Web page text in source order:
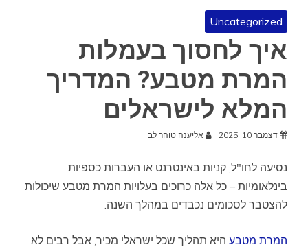
Uncategorized
איך לחסוך בעמלות
המרת מטבע? המדריך
המלא לישראלים
דצמבר 10, 2025 אליענה טוהר לב
נסיעה לחו"ל, קניות באינטרנט או העברות כספיות
בינלאומיות – כל אלה כרוכים בעלויות המרת מטבע שיכולות
להצטבר לסכומים נכבדים במהלך השנה.
המרת מטבע היא תהליך שכל ישראלי מכיר, אבל רבים לא